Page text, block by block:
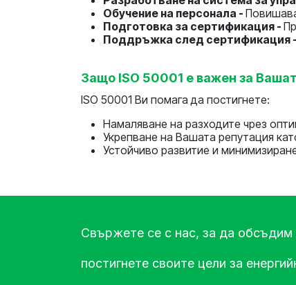
Обучение на персонала -
Подготовка за сертификация -
Поддръжка след сертификация -
Защо ISO 50001 е важен за
ISO 50001 Ви помага да постигнете:
Намаляване на разходите чрез
Укрепване на Вашата репутация
Устойчиво развитие и
Свържете се с нас, за да
постигнете своите цели за